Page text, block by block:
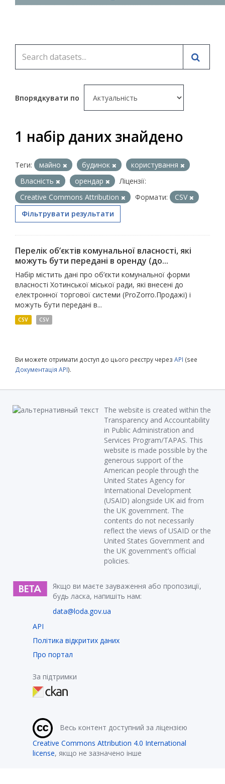
Впорядкувати по
1 набір даних знайдено
Теги: майно будинок
користування
Власність
орендар
Ліцензії:
Creative Commons Attribution
Формати:
СSV
Фільтрувати результати
Перелік об’єктів комунальної власності, які
можуть бути передані в оренду (до...
Набір містить дані про об’єкти комунальної форми
власності Хотинської міської ради, які внесені до
електронної торгової системи (ProZorro.Продажі) і
можуть бути передані в...
CSV СSV
Ви можете отримати доступ до цього реєстру через API (see
Документація API).
The website is created within the
Transparency and Accountability
in Public Administration and
Services Program/TAPAS. This
website is made possible by the
generous support of the
American people through the
United States Agency for
International Development
(USAID) alongside UK aid from
the UK government. The
contents do not necessarily
reflect the views of USAID or the
United States Government and
the UK government’s official
policies.
Якщо ви маєте зауваження або пропозиції,
будь ласка, напишіть нам:
data@loda.gov.ua
API
Політика відкритих даних
Про портал
За підтримки
Весь контент доступний за ліцензією
Creative Commons Attribution 4.0 International
license, якщо не зазначено інше